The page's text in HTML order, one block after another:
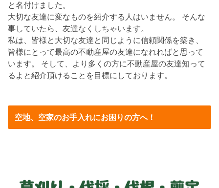
と名付けました。
大切な友達に変なものを紹介する人はいません。 そんな
事していたら、友達なくしちゃいます。
私は、皆様と大切な友達と同じように信頼関係を築き、
皆様にとって最高の不動産屋の友達になれればと思って
います。 そして、より多くの方に不動産屋の友達知って
るよと紹介頂けることを目標にしております。
空地、空家のお手入れにお困りの方へ！